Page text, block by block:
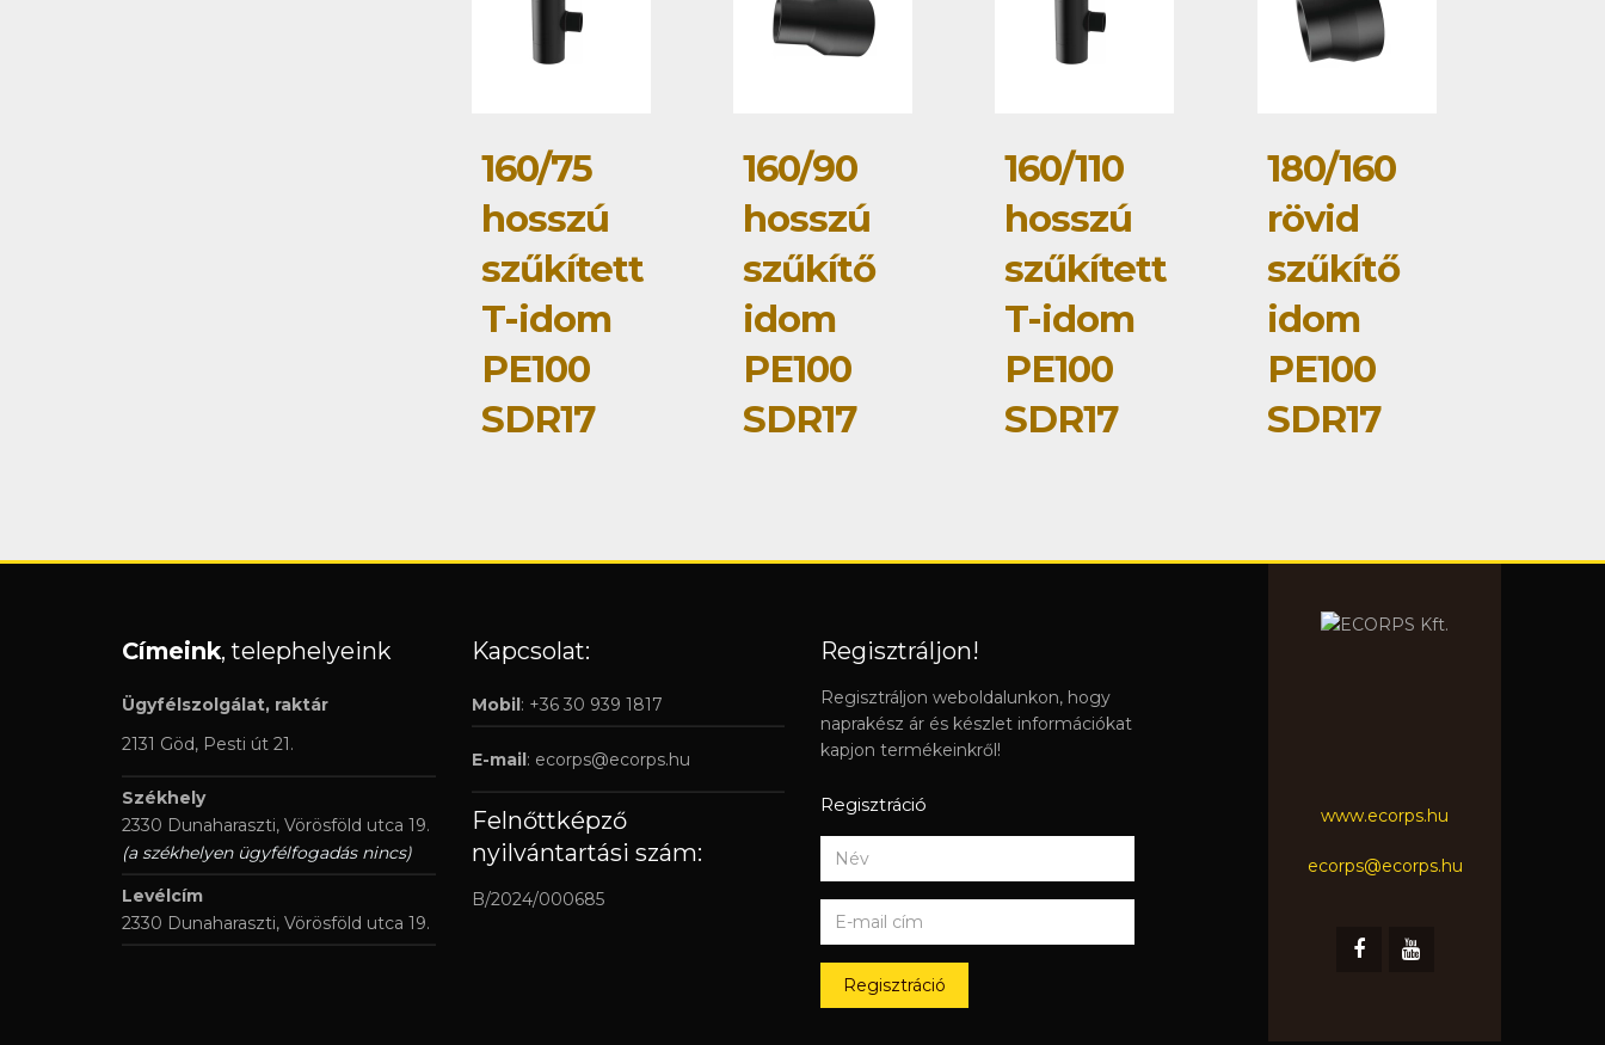
160/75
hosszú
szűkített
T-idom
PE100
SDR17
160/90
hosszú
szűkítő
idom
PE100
SDR17
160/110
hosszú
szűkített
T-idom
PE100
SDR17
180/160
rövid
szűkítő
idom
PE100
SDR17
Címeink, telephelyeink
Ügyfélszolgálat, raktár
2131 Göd, Pesti út 21.
Székhely
2330 Dunaharaszti, Vörösföld utca 19.
(a székhelyen ügyfélfogadás nincs)
Levélcím
2330 Dunaharaszti, Vörösföld utca 19.
Kapcsolat:
Mobil: +36 30 939 1817
E-mail: ecorps@ecorps.hu
Felnőttképző
nyilvántartási szám:
B/2024/000685
Regisztráljon!
Regisztráljon weboldalunkon, hogy
naprakész ár és készlet információkat
kapjon termékeinkről!
Regisztráció
Regisztráció
www.ecorps.hu
ecorps@ecorps.hu